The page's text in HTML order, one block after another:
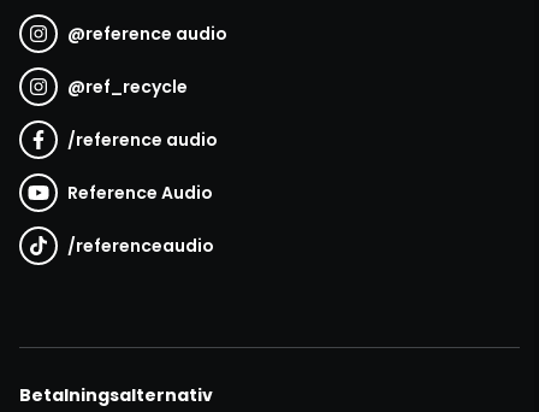
@reference audio
@ref_recycle
/reference audio
Reference Audio
/referenceaudio
Betalningsalternativ